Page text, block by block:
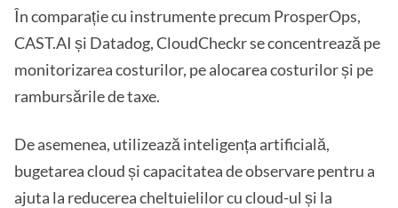
În comparație cu instrumente precum ProsperOps,
CAST.AI și Datadog, CloudCheckr se concentrează pe
monitorizarea costurilor, pe alocarea costurilor și pe
rambursările de taxe.
De asemenea, utilizează inteligența artificială,
bugetarea cloud și capacitatea de observare pentru a
ajuta la reducerea cheltuielilor cu cloud-ul și la